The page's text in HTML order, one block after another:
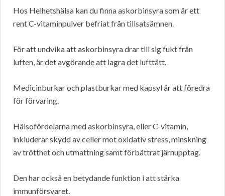
Hos Helhetshälsa kan du finna askorbinsyra som är ett
rent C-vitaminpulver befriat från tillsatsämnen.
För att undvika att askorbinsyra drar till sig fukt från
luften, är det avgörande att lagra det lufttätt.
Medicinburkar och plastburkar med kapsyl är att föredra
för förvaring.
Hälsofördelarna med askorbinsyra, eller C-vitamin,
inkluderar skydd av celler mot oxidativ stress, minskning
av trötthet och utmattning samt förbättrat järnupptag.
Den har också en betydande funktion i att stärka
immunförsvaret.